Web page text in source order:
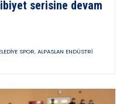
serisine devam
SPOR, ALPASLAN ENDÜSTRI